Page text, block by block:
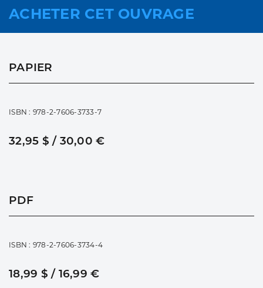
ACHETER CET OUVRAGE
PAPIER
ISBN : 978-2-7606-3733-7
32,95 $ / 30,00 €
PDF
ISBN : 978-2-7606-3734-4
18,99 $ / 16,99 €